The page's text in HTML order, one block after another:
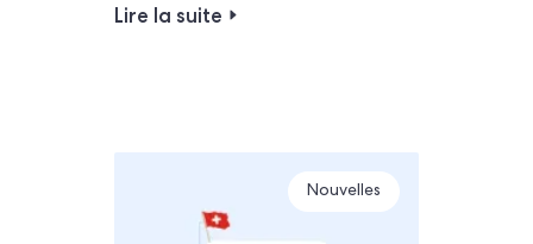
Lire la suite
Nouvelles